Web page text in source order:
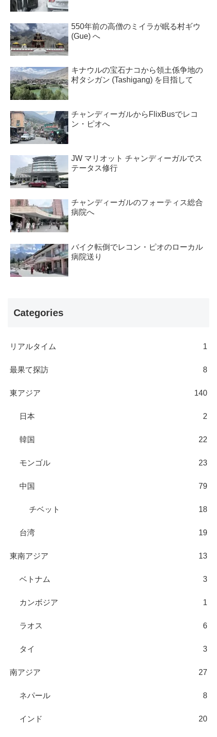
550年前の高僧のミイラが眠る村ギウ
(Gue) へ
キナウルの宝石ナコから領土係争地の
村タシガン (Tashigang) を目指して
チャンディーガルからFlixBusでレコ
ン・ピオへ
JW マリオット チャンディーガルでス
テータス修行
チャンディーガルのフォーティス総合
病院へ
バイク転倒でレコン・ピオのローカル
病院送り
Categories
リアルタイム 1
最果て探訪 8
東アジア 140
日本 2
韓国 22
モンゴル 23
中国 79
チベット 18
台湾 19
東南アジア 13
ベトナム 3
カンボジア 1
ラオス 6
タイ 3
南アジア 27
ネパール 8
インド 20